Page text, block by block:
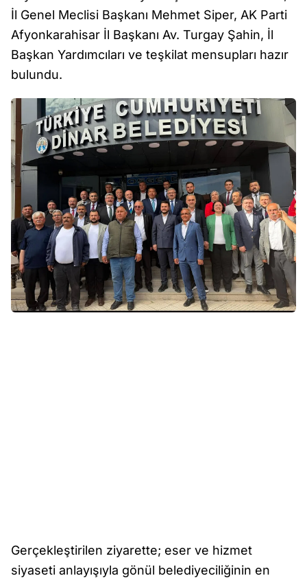
İl Genel Meclisi Başkanı Mehmet Siper, AK Parti
Afyonkarahisar İl Başkanı Av. Turgay Şahin, İl
Başkan Yardımcıları ve teşkilat mensupları hazır
bulundu.
Gerçekleştirilen ziyarette; eser ve hizmet
siyaseti anlayışıyla gönül belediyeciliğinin en